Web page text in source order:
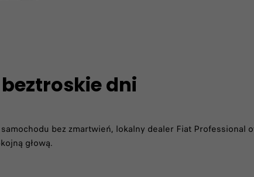
dni
bez zmartwień, lokalny dealer Fiat
głową.